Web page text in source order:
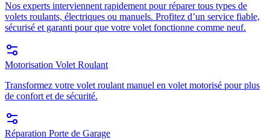
Nos experts interviennent rapidement pour réparer tous types de
volets roulants, électriques ou manuels. Profitez d’un service fiable,
sécurisé et garanti pour que votre volet fonctionne comme neuf.
Motorisation Volet Roulant
Transformez votre volet roulant manuel en volet motorisé pour plus
de confort et de sécurité.
Réparation Porte de Garage